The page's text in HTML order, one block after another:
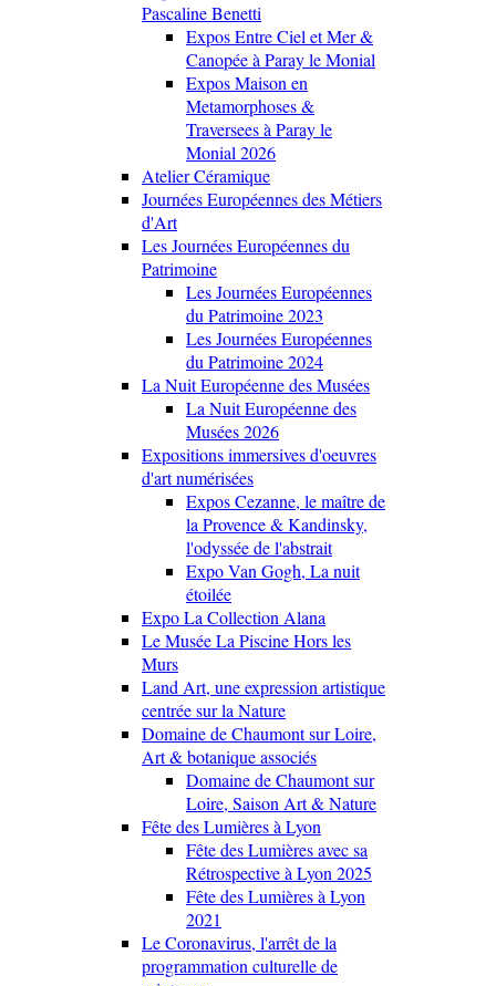
Pascaline Benetti
Expos Entre Ciel et Mer &
Canopée à Paray le Monial
Expos Maison en
Metamorphoses &
Traversees à Paray le
Monial 2026
Atelier Céramique
Journées Européennes des Métiers
d'Art
Les Journées Européennes du
Patrimoine
Les Journées Européennes
du Patrimoine 2023
Les Journées Européennes
du Patrimoine 2024
La Nuit Européenne des Musées
La Nuit Européenne des
Musées 2026
Expositions immersives d'oeuvres
d'art numérisées
Expos Cezanne, le maître de
la Provence & Kandinsky,
l'odyssée de l'abstrait
Expo Van Gogh, La nuit
étoilée
Expo La Collection Alana
Le Musée La Piscine Hors les
Murs
Land Art, une expression artistique
centrée sur la Nature
Domaine de Chaumont sur Loire,
Art & botanique associés
Domaine de Chaumont sur
Loire, Saison Art & Nature
Fête des Lumières à Lyon
Fête des Lumières avec sa
Rétrospective à Lyon 2025
Fête des Lumières à Lyon
2021
Le Coronavirus, l'arrêt de la
programmation culturelle de